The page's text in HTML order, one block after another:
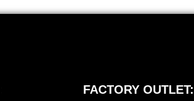
FACTORY OUTLET: